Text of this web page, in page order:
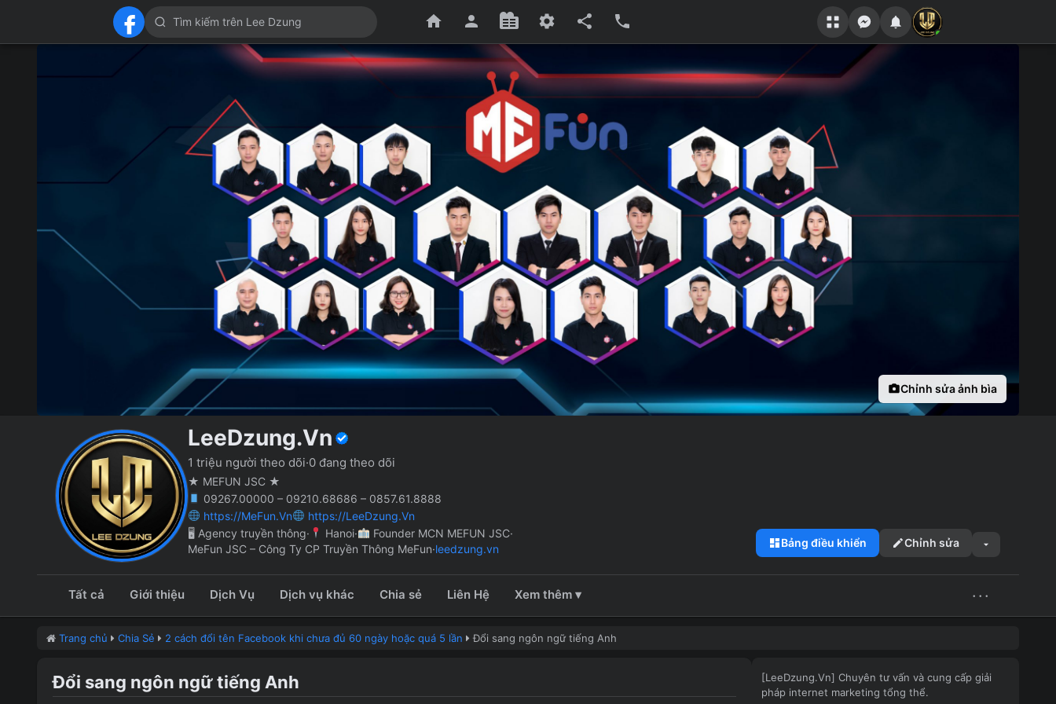
Chỉnh sửa ảnh bìa
LeeDzung.Vn
1 triệu người theo dõi·0 đang theo dõi
★ MEFUN JSC ★
09267.00000 – 09210.68686 – 0857.61.8888
https://MeFun.Vn
https://LeeDzung.Vn
🖥 Agency truyền thông· Hanoi· Founder MCN MEFUN JSC·
MeFun JSC – Công Ty CP Truyền Thông MeFun·leedzung.vn Bảng điều khiển Chỉnh sửa
Tất cả Giới thiệu Dịch Vụ Dịch vụ khác Chia sẻ Liên Hệ Xem thêm ▾ ···
Trang chủ Chia Sẻ 2 cách đổi tên Facebook khi chưa đủ 60 ngày hoặc quá 5 lần Đổi sang ngôn ngữ tiếng Anh
Đổi sang ngôn ngữ tiếng Anh
[LeeDzung.Vn] Chuyên tư vấn và cung cấp giải
pháp internet marketing tổng thể.